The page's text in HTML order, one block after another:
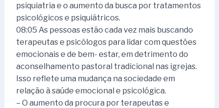
psiquiatria e o aumento da busca por tratamentos
psicológicos e psiquiátricos.
08:05 As pessoas estão cada vez mais buscando
terapeutas e psicólogos para lidar com questões
emocionais e de bem- estar, em detrimento do
aconselhamento pastoral tradicional nas igrejas.
Isso reflete uma mudança na sociedade em
relação à saúde emocional e psicológica.
– O aumento da procura por terapeutas e